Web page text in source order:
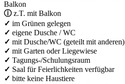
Balkon
ⓘz.T. mit Balkon
✓ im Grünen gelegen
✓ eigene Dusche / WC
✓ mit Dusche/WC (geteilt mit anderen)
✓ mit Garten oder Liegewiese
✓ Tagungs-/Schulungsraum
✓ Saal für Feierlichkeiten verfügbar
✓ bitte keine Haustiere